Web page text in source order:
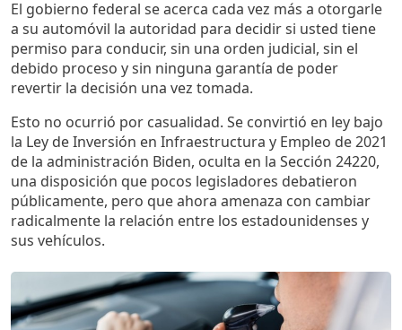
El gobierno federal se acerca cada vez más a otorgarle
a su automóvil la autoridad para decidir si usted tiene
permiso para conducir, sin una orden judicial, sin el
debido proceso y sin ninguna garantía de poder
revertir la decisión una vez tomada.
Esto no ocurrió por casualidad. Se convirtió en ley bajo
la Ley de Inversión en Infraestructura y Empleo de 2021
de la administración Biden, oculta en la Sección 24220,
una disposición que pocos legisladores debatieron
públicamente, pero que ahora amenaza con cambiar
radicalmente la relación entre los estadounidenses y
sus vehículos.